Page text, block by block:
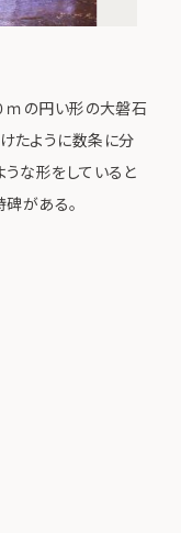
ｍの円い形の大磐石
たように数条に分
な形をしていると
がある。